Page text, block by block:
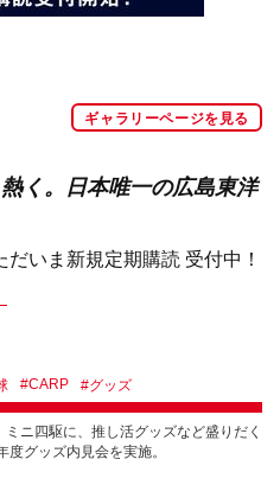
ギャラリーページを見る
く。日本唯一の広島東洋
いま新規定期購読 受付中！
#CARP #グッズ
ミニ四駆に、推し活グッズなど盛りだく
グッズ内見会を実施。